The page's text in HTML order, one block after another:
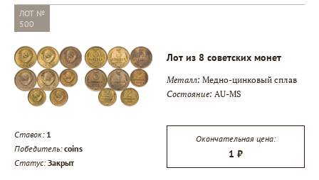
ЛОТ №
500
Лот из 8 советских монет
Металл: Медно-цинковый сплав
Состояние: AU-MS
Ставок: 1
Победитель: coins
Статус:Закрыт
Окончательная цена:
1 ₽